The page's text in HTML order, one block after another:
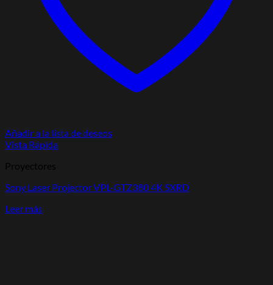
Añadir a la lista de deseos
Vista Rápida
Proyectores
Sony Laser Projector VPL-GTZ380 4K SXRD
Leer más